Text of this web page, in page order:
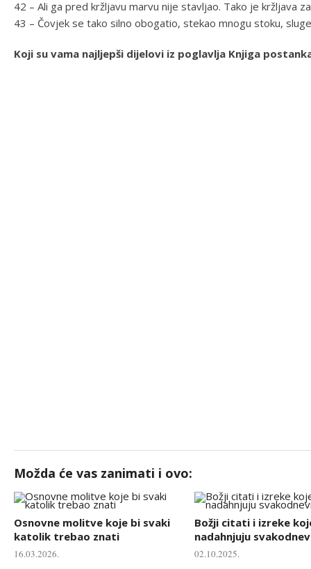
42 – Ali ga pred kržljavu marvu nije stavljao. Tako je kržljava
43 – Čovjek se tako silno obogatio, stekao mnogu stoku,
Koji su vama najljepši dijelovi iz poglavlja Knjiga
Možda će vas zanimati i ovo:
Osnovne molitve koje bi svaki
katolik trebao znati
16.03.2026.
Božji citati i izreke
nadahnjuju
02.10.2025.